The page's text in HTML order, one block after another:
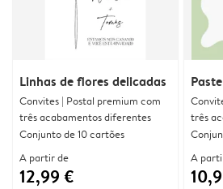
Linhas de flores delicadas
Convites | Postal premium com
três acabamentos diferentes
Conjunto de 10 cartões
A partir de
12,99 €
três
A